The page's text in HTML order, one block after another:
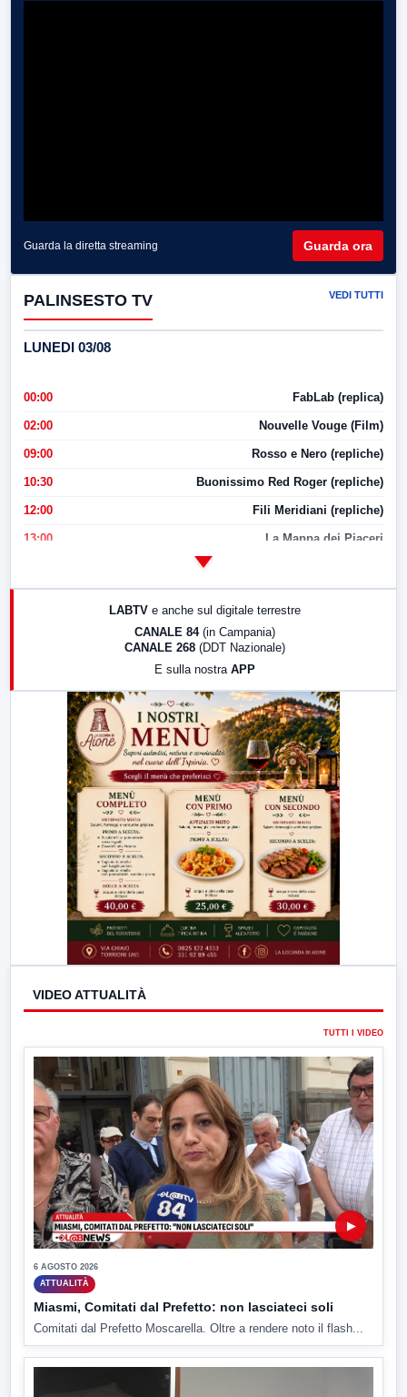
Guarda la diretta streaming Guarda ora
PALINSESTO TV VEDI TUTTI
LUNEDI 03/08
00:00 FabLab (replica)
02:00 Nouvelle Vouge (Film)
09:00 Rosso e Nero (repliche)
10:30 Buonissimo Red Roger (repliche)
12:00 Fili Meridiani (repliche)
13:00 La Mappa dei Piaceri
LabNews (replica)
LABTV e anche sul digitale terrestre
CANALE 84 (in Campania)
CANALE 268 (DDT Nazionale)
E sulla nostra APP
VIDEO ATTUALITÀ
TUTTI I VIDEO
▶
6 AGOSTO 2026
ATTUALITÀ
Miasmi, Comitati dal Prefetto: non lasciateci soli
Comitati dal Prefetto Moscarella. Oltre a rendere noto il flash...